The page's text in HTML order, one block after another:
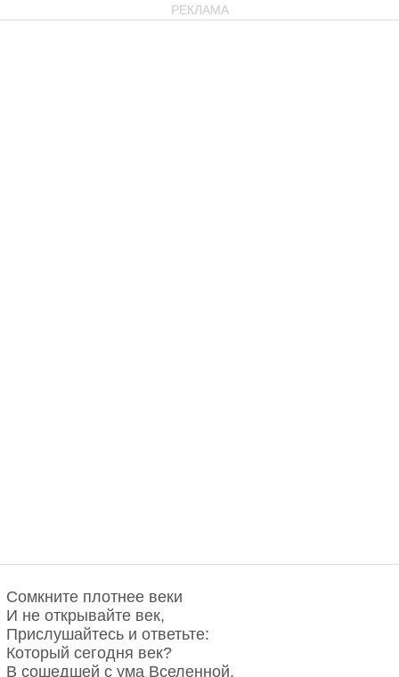
РЕКЛАМА
Сомкните плотнее веки
И не открывайте век,
Прислушайтесь и ответьте:
Который сегодня век?
В сошедшей с ума Вселенной,